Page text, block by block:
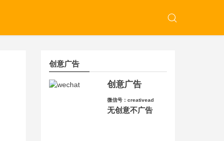
创意广告
创意广告
微信号：creativead
无创意不广告